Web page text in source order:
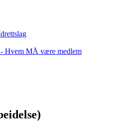
Hvem MÅ være medlem